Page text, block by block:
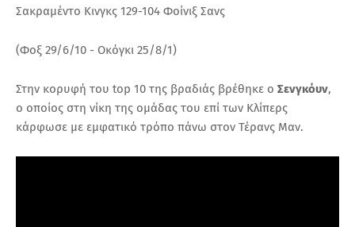
Σακραμέντο Κινγκς 129-104 Φοίνιξ Σανς
(Φοξ 29/6/10 - Οκόγκι 25/8/1)
Στην κορυφή του top 10 της βραδιάς βρέθηκε ο Σενγκόυν,
ο οποίος στη νίκη της ομάδας του επί των Κλίπερς
κάρφωσε με εμφατικό τρόπο πάνω στον Τέρανς Μαν.